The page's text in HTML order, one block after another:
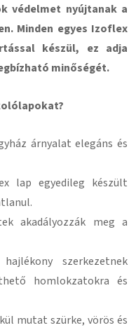
védelmet nyújtanak a
Minden egyes Izoflex
készül, ez adja
minőségét.
árnyalat elegáns és
lap egyedileg készült
akadályozzák meg a
szerkezetnek
homlokzatokra és
mutat szürke, vörös és